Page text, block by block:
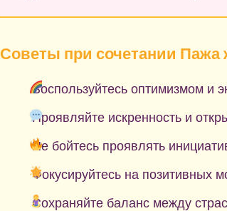
Советы при сочетании Пажа
Воспользуйтесь оптимизмом и
Проявляйте искренность и
Не бойтесь проявлять
Фокусируйтесь на позитивных
Сохраняйте баланс между